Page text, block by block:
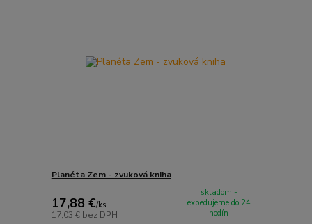
Planéta Zem - zvuková kniha
17,88 €/ks
17,03 € bez DPH
skladom -
expedujeme do 24
hodín